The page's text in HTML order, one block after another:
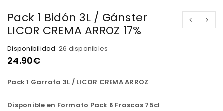
Pack 1 Bidón 3L / Gánster
LICOR CREMA ARROZ 17%
Disponibilidad 26 disponibles
24.90€
Pack 1 Garrafa 3L / LICOR CREMA ARROZ
Disponible en Formato Pack 6 Frascas 75cl